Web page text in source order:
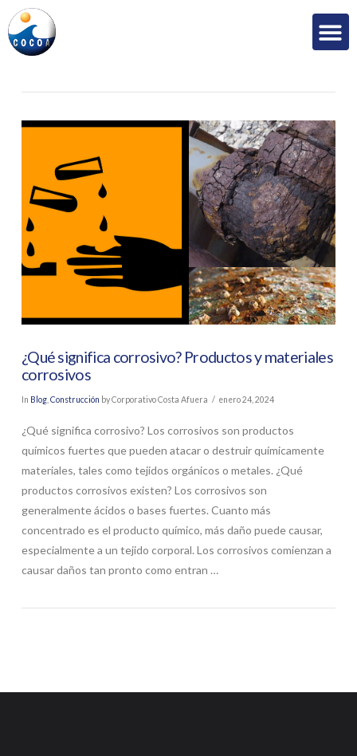
¿Qué significa corrosivo? Productos y materiales
corrosivos
In Blog, Construcción by Corporativo Costa Afuera enero 24, 2024
¿Qué significa corrosivo? Los corrosivos son productos
químicos fuertes que pueden atacar o destruir químicamente
materiales, tales como tejidos orgánicos o metales. ¿Qué
productos corrosivos existen? Los corrosivos son
generalmente ácidos o bases fuertes. Cuanto más
concentrado es el producto químico, más daño puede causar,
especialmente a un tejido corporal. Los corrosivos comienzan a
causar daños tan pronto como entran …